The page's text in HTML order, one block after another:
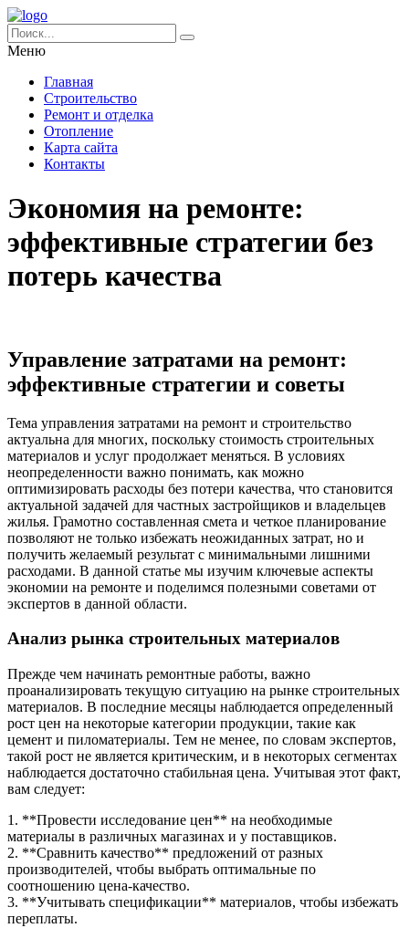
Меню
Главная
Строительство
Ремонт и отделка
Отопление
Карта сайта
Контакты
Экономия на ремонте:
эффективные стратегии без
потерь качества
Управление затратами на ремонт:
эффективные стратегии и советы
Тема управления затратами на ремонт и строительство
актуальна для многих, поскольку стоимость строительных
материалов и услуг продолжает меняться. В условиях
неопределенности важно понимать, как можно
оптимизировать расходы без потери качества, что становится
актуальной задачей для частных застройщиков и владельцев
жилья. Грамотно составленная смета и четкое планирование
позволяют не только избежать неожиданных затрат, но и
получить желаемый результат с минимальными лишними
расходами. В данной статье мы изучим ключевые аспекты
экономии на ремонте и поделимся полезными советами от
экспертов в данной области.
Анализ рынка строительных материалов
Прежде чем начинать ремонтные работы, важно
проанализировать текущую ситуацию на рынке строительных
материалов. В последние месяцы наблюдается определенный
рост цен на некоторые категории продукции, такие как
цемент и пиломатериалы. Тем не менее, по словам экспертов,
такой рост не является критическим, и в некоторых сегментах
наблюдается достаточно стабильная цена. Учитывая этот факт,
вам следует:
1. **Провести исследование цен** на необходимые
материалы в различных магазинах и у поставщиков.
2. **Сравнить качество** предложений от разных
производителей, чтобы выбрать оптимальные по
соотношению цена-качество.
3. **Учитывать спецификации** материалов, чтобы избежать
переплаты.